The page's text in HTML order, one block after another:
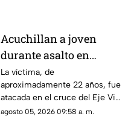
Acuchillan a joven
durante asalto en
estación de transporte
público en Eje Vial
La víctima, de
aproximadamente 22 años, fue
atacada en el cruce del Eje Vial
Juan Gabriel y calzada
agosto 05, 2026 09:58 a. m.